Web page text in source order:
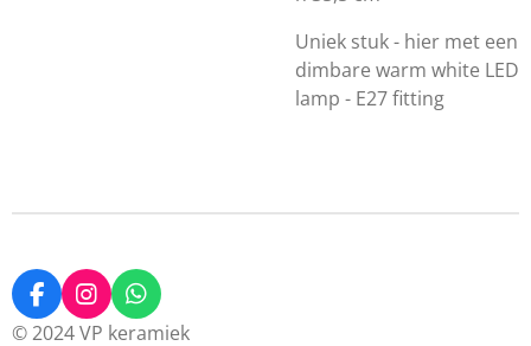
Uniek stuk - hier met een
dimbare warm white LED
lamp - E27 fitting
F
a
I
n
W
h
© 2024 VP keramiek